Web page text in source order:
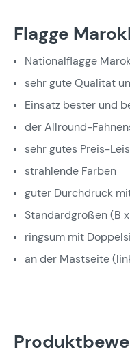
Flagge
Nationalflagge
sehr gute Qualität
Einsatz bester und
der Allround-
sehr gutes Preis-
strahlende Farben
guter Durchdruck
Standardgrößen (B
ringsum mit
an der Mastseite